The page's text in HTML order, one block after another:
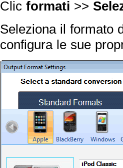
Clic formati >>
Seleziona il formato
configura le sue